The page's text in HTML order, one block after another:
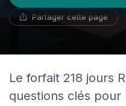
Partager cette page
Le forfait 218 jours
questions clés pour